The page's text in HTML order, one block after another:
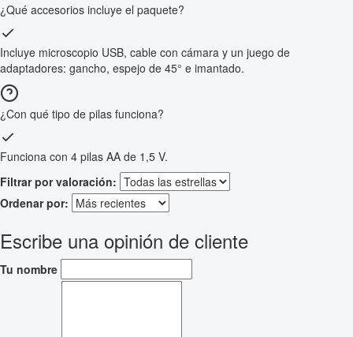
¿Qué accesorios incluye el paquete?
Incluye microscopio USB, cable con cámara y un juego de
adaptadores: gancho, espejo de 45° e imantado.
¿Con qué tipo de pilas funciona?
Funciona con 4 pilas AA de 1,5 V.
Filtrar por valoración:
Ordenar por:
Escribe una opinión de cliente
Tu nombre